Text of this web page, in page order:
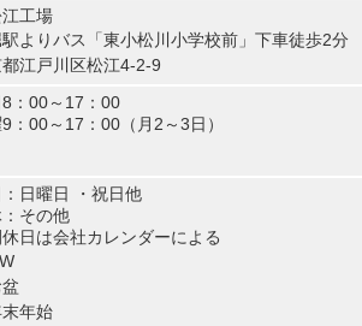
工場
よりバス「東小松川小学校前」下車徒歩2分
江戸川区松江4-2-9
：00～17：00
：00～17：00（月2～3日）
日曜日 ・祝日他
その他
日は会社カレンダーによる
盆
末年始